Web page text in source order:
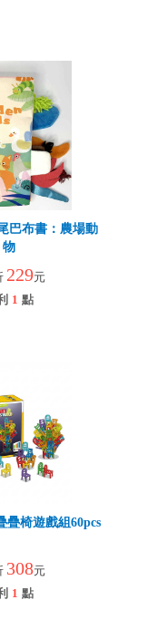
巴布書：農場動
物
229元
1 點
疊椅遊戲組60pcs
308元
1 點